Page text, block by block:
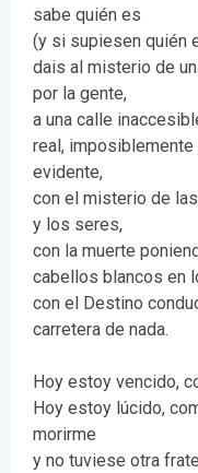
sabe quién es
(y si supiesen quién
dais al misterio de
por la gente,
a una calle
real,
evidente,
con el misterio de
y los seres,
con la muerte
cabellos blancos en
con el Destino
carretera de nada.
Hoy estoy vencido,
Hoy estoy lúcido,
morirme
y no tuviese otra